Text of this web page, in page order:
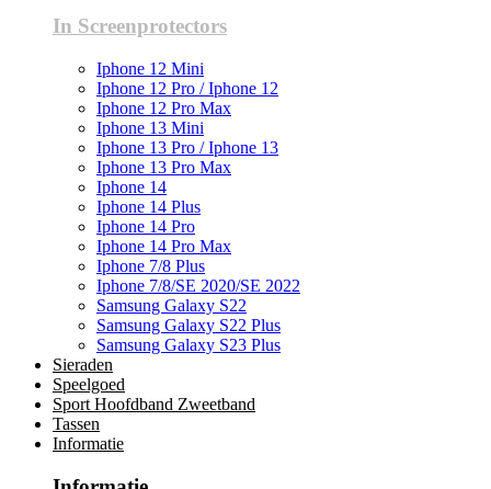
In Screenprotectors
Iphone 12 Mini
Iphone 12 Pro / Iphone 12
Iphone 12 Pro Max
Iphone 13 Mini
Iphone 13 Pro / Iphone 13
Iphone 13 Pro Max
Iphone 14
Iphone 14 Plus
Iphone 14 Pro
Iphone 14 Pro Max
Iphone 7/8 Plus
Iphone 7/8/SE 2020/SE 2022
Samsung Galaxy S22
Samsung Galaxy S22 Plus
Samsung Galaxy S23 Plus
Sieraden
Speelgoed
Sport Hoofdband Zweetband
Tassen
Informatie